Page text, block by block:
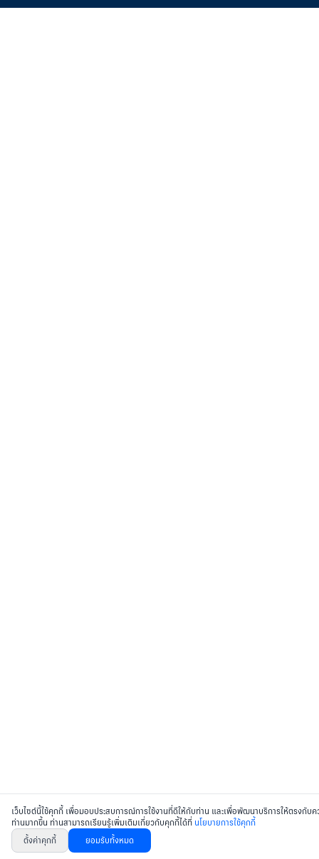
เว็บไซต์นี้ใช้คุกกี้ เพื่อมอบประสบการณ์การใช้งานที่ดีให้กับท่าน และเพื่อพัฒนาบริการให้ตรงกับ
ท่านมากขึ้น ท่านสามารถเรียนรู้เพิ่มเติมเกี่ยวกับคุกกี้ได้ที่ นโยบายการใช้คุกกี้
ตั้งค่าคุกกี้
ยอมรับทั้งหมด